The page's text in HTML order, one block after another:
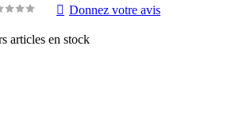
Donnez votre avis
articles en stock